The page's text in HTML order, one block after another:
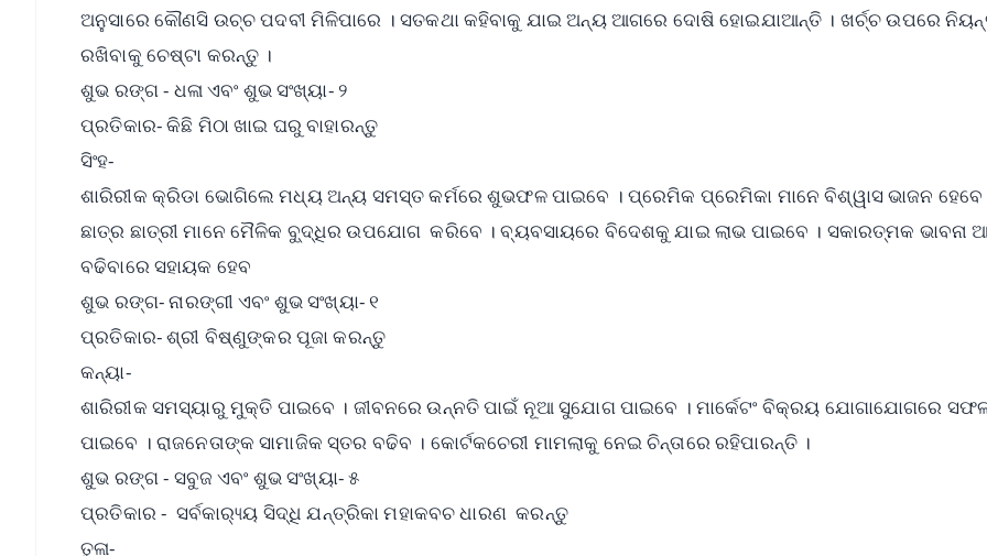
ଅନୁସାରେ କୌଣସି ଉଚ୍ଚ ପଦବୀ ମିଳିପାରେ । ସତକଥା କହିବାକୁ ଯାଇ ଅନ୍ୟ ଆଗରେ ଦୋଷି ହୋଇଯାଆନ୍ତି । ଖର୍ଚ୍ଚ ଉପରେ
ରଖିବାକୁ ଚେଷ୍ଟା କରନ୍ତୁ ।
ଶୁଭ ରଙ୍ଗ - ଧଳା ଏବଂ ଶୁଭ ସଂଖ୍ୟା- ୨
ପ୍ରତିକାର- କିଛି ମିଠା ଖାଇ ଘରୁ ବାହାରନ୍ତୁ
ସିଂହ-
ଶାରିରୀକ କ୍ରିଡା ଭୋଗିଲେ ମଧ୍ୟ ଅନ୍ୟ ସମସ୍ତ କର୍ମରେ ଶୁଭଫଳ ପାଇବେ । ପ୍ରେମିକ ପ୍ରେମିକା ମାନେ ବିଶ୍ୱାସ ଭାଜନ ହେବେ
ଛାତ୍ର ଛାତ୍ରୀ ମାନେ ମୈଳିକ ବୁ୍ଦ୍ଧିର ଉପଯୋଗ କରିବେ । ବ୍ୟବସାୟରେ ବିଦେଶକୁ ଯାଇ ଲାଭ ପାଇବେ । ସକାରତ୍ମକ ଭାବନା
ବଢିବାରେ ସହାୟକ ହେବ
ଶୁଭ ରଙ୍ଗ- ନାରଙ୍ଗୀ ଏବଂ ଶୁଭ ସଂଖ୍ୟା- ୧
ପ୍ରତିକାର- ଶ୍ରୀ ବିଷ୍ଣୁଙ୍କର ପୂଜା କରନ୍ତୁ
କନ୍ୟା-
ଶାରିରୀକ ସମସ୍ୟାରୁ ମୁକ୍ତି ପାଇବେ । ଜୀବନରେ ଉନ୍ନତି ପାଇଁ ନୂଆ ସୁଯୋଗ ପାଇବେ । ମାର୍କେଟଂ ବିକ୍ରୟ ଯୋଗାଯୋଗରେ
ପାଇବେ । ରାଜନେତାଙ୍କ ସାମାଜିକ ସ୍ତର ବଢିବ । କୋର୍ଟକଚେରୀ ମାମଲାକୁ ନେଇ ଚିନ୍ତାରେ ରହିପାରନ୍ତି ।
ଶୁଭ ରଙ୍ଗ - ସବୁଜ ଏବଂ ଶୁଭ ସଂଖ୍ୟା- ୫
ପ୍ରତିକାର - ସର୍ବକାର‌୍ୟ୍ୟ ସିଦ୍ଧି ଯନ୍ତ୍ରିକା ମହାକବଚ ଧାରଣ କରନ୍ତୁ
ତୁଳା-